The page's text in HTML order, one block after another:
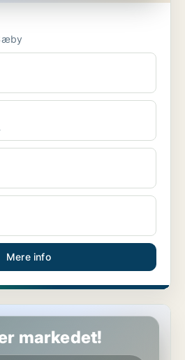
Mere info
markedet!